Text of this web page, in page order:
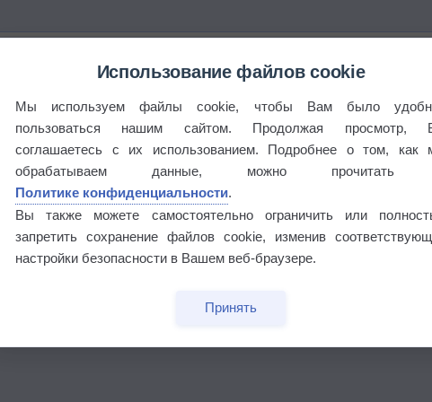
бабочек
Использование файлов cookie
Мы используем файлы cookie, чтобы Вам было
пользоваться нашим сайтом. Продолжая просмотр,
соглашаетесь с их использованием. Подробнее о том, как
обрабатываем данные, можно прочитать
Политике конфиденциальности.
Вы также можете самостоятельно ограничить или
запретить сохранение файлов cookie, изменив
настройки безопасности в Вашем веб-браузере.
Принять